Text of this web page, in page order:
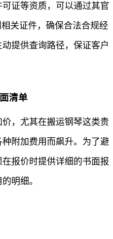
证等资质，可以通过其官
关证件，确保合法合规经
提供查询路径，保证客户
清单
，尤其在搬运钢琴这类贵
附加费用而飙升。为了避
报价时提供详细的书面报
明细。